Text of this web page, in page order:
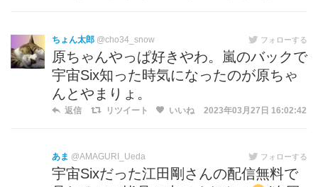
ちょん太郎 @cho34_snow フォローする
原ちゃんやっぱ好きやわ。嵐のバックで
宇宙Six知った時気になったのが原ちゃ
んとやまりょ。
返信 リツイート いいね 2023年03月27日 16:02:42
あま @AMAGURI_Ueda フォローする
宇宙Sixだった江田剛さんの配信無料で